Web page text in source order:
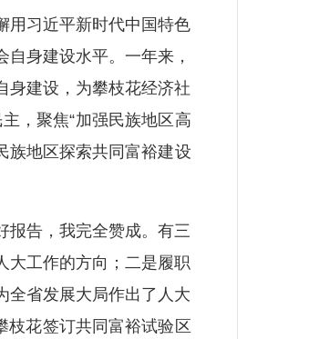
习近平新时代中国特色
身建设水平。一年来，
身建设，为攀枝花经济社
，聚焦“加强民族地区高
族地区探索共同富裕建设
告，我完全赞成。有三
大工作的方向；二是履职
全省发展大局作出了人大
枝花签订共同富裕试验区